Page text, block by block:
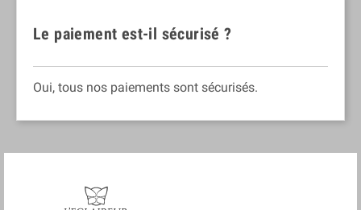
Le paiement est-il sécurisé ?
Oui, tous nos paiements sont sécurisés.